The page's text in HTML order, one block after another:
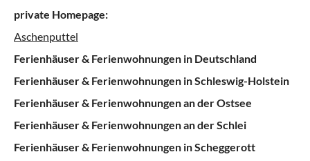
private Homepage:
Aschenputtel
Ferienhäuser & Ferienwohnungen in Deutschland
Ferienhäuser & Ferienwohnungen in Schleswig-Holstein
Ferienhäuser & Ferienwohnungen an der Ostsee
Ferienhäuser & Ferienwohnungen an der Schlei
Ferienhäuser & Ferienwohnungen in Scheggerott